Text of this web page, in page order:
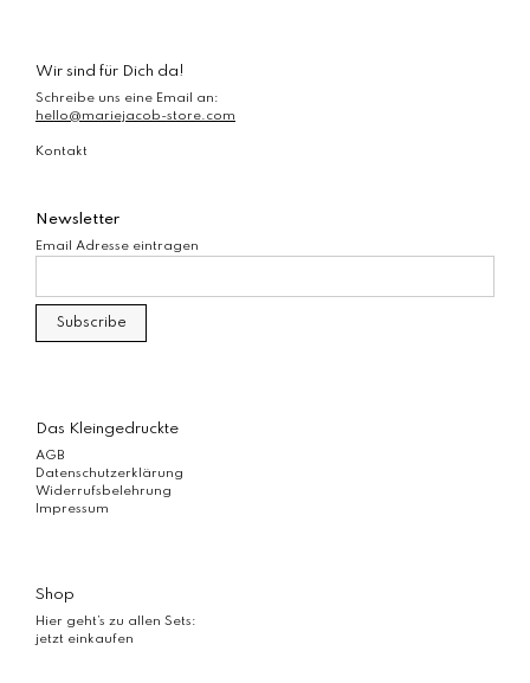
Wir sind für Dich da!
Schreibe uns eine Email an:
hello@mariejacob-store.com
Kontakt
Newsletter
Email Adresse eintragen
Das Kleingedruckte
AGB
Datenschutzerklärung
Widerrufsbelehrung
Impressum
Shop
Hier geht’s zu allen Sets:
jetzt einkaufen